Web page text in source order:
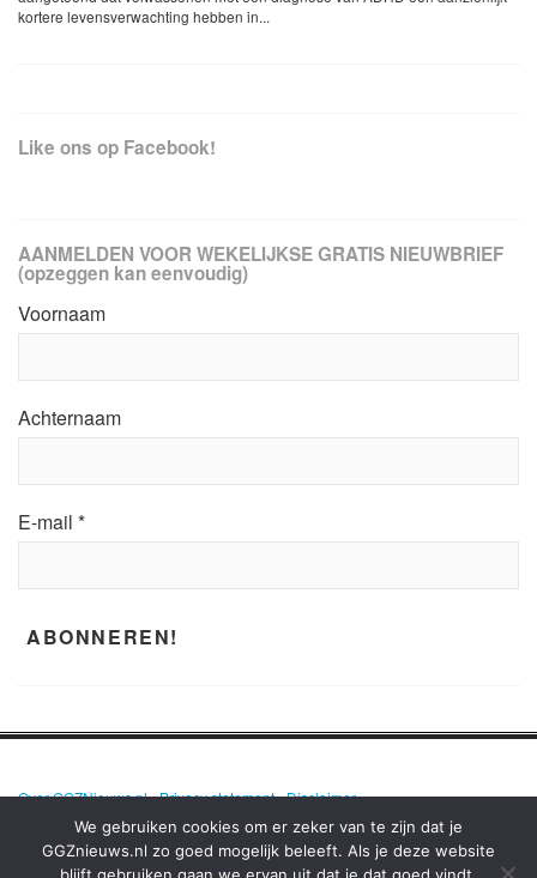
kortere levensverwachting hebben in...
Like ons op Facebook!
AANMELDEN VOOR WEKELIJKSE GRATIS NIEUWBRIEF
(opzeggen kan eenvoudig)
Voornaam
Achternaam
E-mail *
Over GGZNieuws.nl•Privacy statement•Disclaimer
We gebruiken cookies om er zeker van te zijn dat je
GGZnieuws.nl zo goed mogelijk beleeft. Als je deze website